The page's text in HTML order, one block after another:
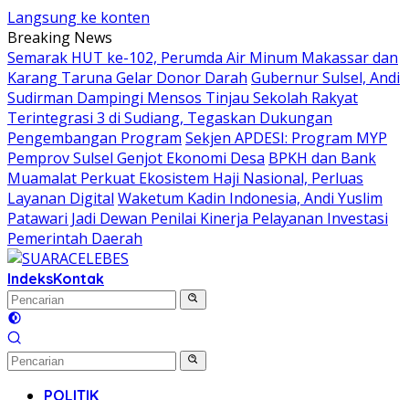
Langsung ke konten
Breaking News
Semarak HUT ke-102, Perumda Air Minum Makassar dan
Karang Taruna Gelar Donor Darah Gubernur Sulsel, Andi
Sudirman Dampingi Mensos Tinjau Sekolah Rakyat
Terintegrasi 3 di Sudiang, Tegaskan Dukungan
Pengembangan Program Sekjen APDESI: Program MYP
Pemprov Sulsel Genjot Ekonomi Desa BPKH dan Bank
Muamalat Perkuat Ekosistem Haji Nasional, Perluas
Layanan Digital Waketum Kadin Indonesia, Andi Yuslim
Patawari Jadi Dewan Penilai Kinerja Pelayanan Investasi
Pemerintah Daerah
IndeksKontak
POLITIK